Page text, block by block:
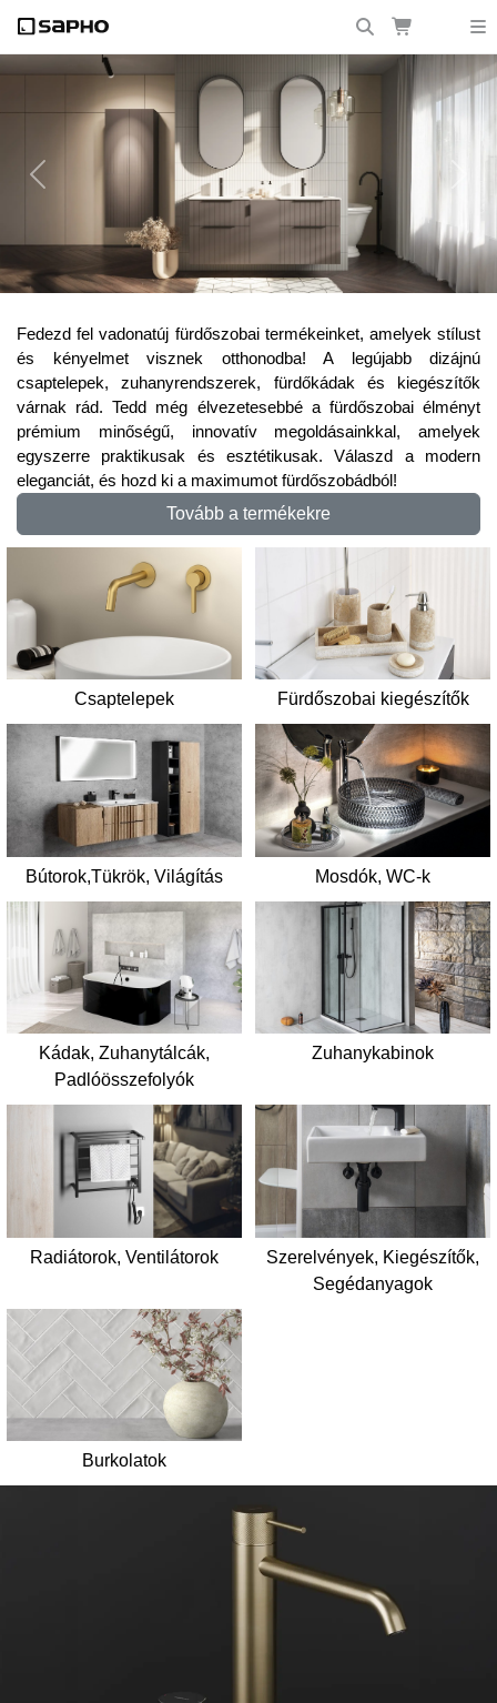
Previous
trendekkel!
Fedezd fel vadonatúj fürdőszobai termékeinket, amelyek stílust
és kényelmet visznek otthonodba! A legújabb dizájnú
csaptelepek, zuhanyrendszerek, fürdőkádak és kiegészítők
várnak rád. Tedd még élvezetesebbé a fürdőszobai élményt
prémium minőségű, innovatív megoldásainkkal, amelyek
egyszerre praktikusak és esztétikusak. Válaszd a modern
eleganciát, és hozd ki a maximumot fürdőszobádból!
Tovább a termékekre
Csaptelepek Fürdőszobai kiegészítők
Bútorok,Tükrök, Világítás Mosdók, WC-k
Kádak, Zuhanytálcák,
Padlóösszefolyók
Zuhanykabinok
Radiátorok, Ventilátorok
Szerelvények, Kiegészítők,
Segédanyagok
Burkolatok